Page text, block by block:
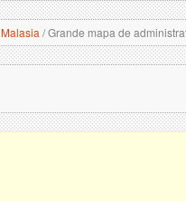
Malasia /Grande mapa de